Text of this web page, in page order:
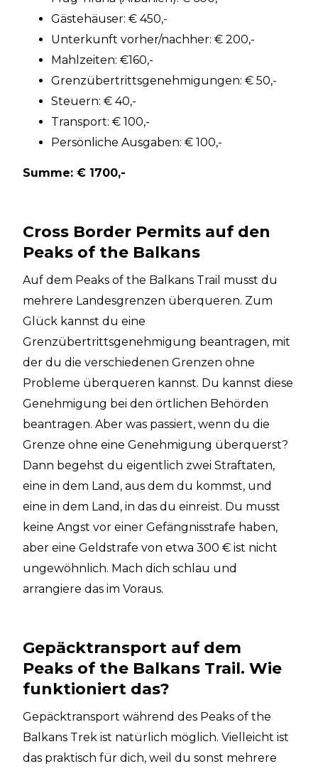
Gästehäuser: € 450,-
Unterkunft vorher/nachher: € 200,-
Mahlzeiten: €160,-
Grenzübertrittsgenehmigungen: € 50,-
Steuern: € 40,-
Transport: € 100,-
Persönliche Ausgaben: € 100,-
Summe: € 1700,-
Cross Border Permits auf den
Peaks of the Balkans
Auf dem Peaks of the Balkans Trail musst du
mehrere Landesgrenzen überqueren. Zum
Glück kannst du eine
Grenzübertrittsgenehmigung beantragen, mit
der du die verschiedenen Grenzen ohne
Probleme überqueren kannst. Du kannst diese
Genehmigung bei den örtlichen Behörden
beantragen. Aber was passiert, wenn du die
Grenze ohne eine Genehmigung überquerst?
Dann begehst du eigentlich zwei Straftaten,
eine in dem Land, aus dem du kommst, und
eine in dem Land, in das du einreist. Du musst
keine Angst vor einer Gefängnisstrafe haben,
aber eine Geldstrafe von etwa 300 € ist nicht
ungewöhnlich. Mach dich schlau und
arrangiere das im Voraus.
Gepäcktransport auf dem
Peaks of the Balkans Trail. Wie
funktioniert das?
Gepäcktransport während des Peaks of the
Balkans Trek ist natürlich möglich. Vielleicht ist
das praktisch für dich, weil du sonst mehrere